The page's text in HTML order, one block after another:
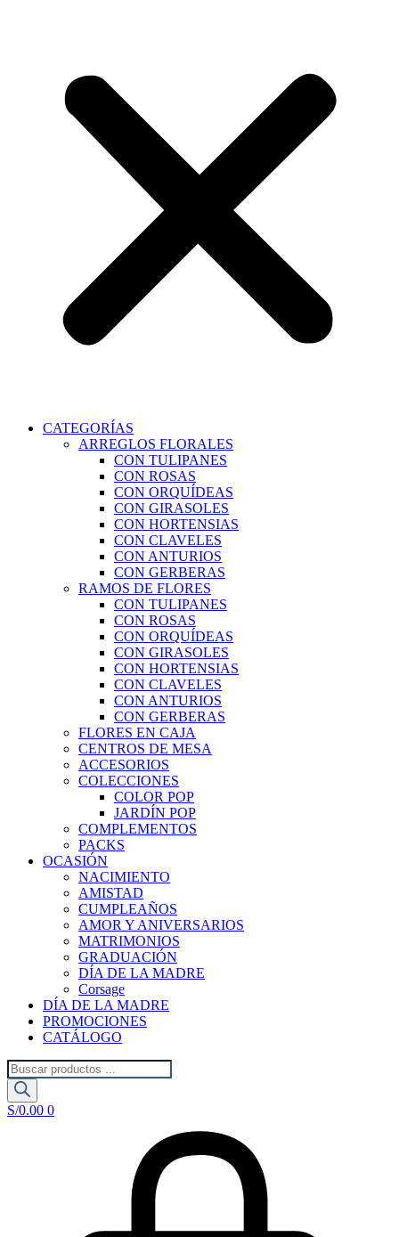
CATEGORÍAS
ARREGLOS FLORALES
CON TULIPANES
CON ROSAS
CON ORQUÍDEAS
CON GIRASOLES
CON HORTENSIAS
CON CLAVELES
CON ANTURIOS
CON GERBERAS
RAMOS DE FLORES
CON TULIPANES
CON ROSAS
CON ORQUÍDEAS
CON GIRASOLES
CON HORTENSIAS
CON CLAVELES
CON ANTURIOS
CON GERBERAS
FLORES EN CAJA
CENTROS DE MESA
ACCESORIOS
COLECCIONES
COLOR POP
JARDÍN POP
COMPLEMENTOS
PACKS
OCASIÓN
NACIMIENTO
AMISTAD
CUMPLEAÑOS
AMOR Y ANIVERSARIOS
MATRIMONIOS
GRADUACIÓN
DÍA DE LA MADRE
Corsage
DÍA DE LA MADRE
PROMOCIONES
CATÁLOGO
Búsqueda
de
productos
S/0.00 0